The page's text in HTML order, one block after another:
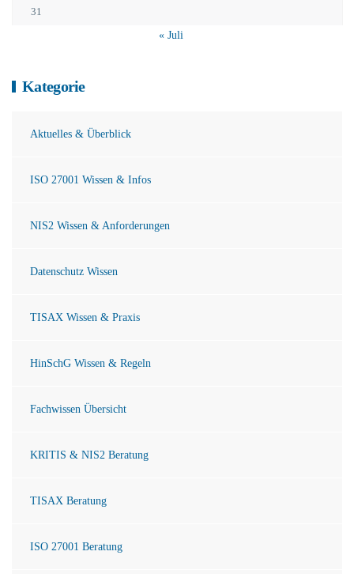
31
« Juli
Kategorie
Aktuelles & Überblick
ISO 27001 Wissen & Infos
NIS2 Wissen & Anforderungen
Datenschutz Wissen
TISAX Wissen & Praxis
HinSchG Wissen & Regeln
Fachwissen Übersicht
KRITIS & NIS2 Beratung
TISAX Beratung
ISO 27001 Beratung